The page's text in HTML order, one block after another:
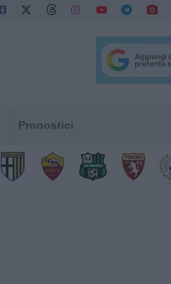
Pronostici